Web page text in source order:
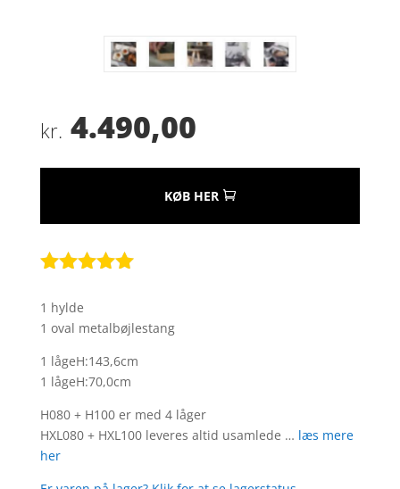
kr. 4.490,00
KØB HER
som
ud af 5
baseret på
kundebedøm
melser
1 hylde
1 oval metalbøjlestang
1 lågeH:143,6cm
1 lågeH:70,0cm
H080 + H100 er med 4 låger
HXL080 + HXL100 leveres altid usamlede … læs mere
her